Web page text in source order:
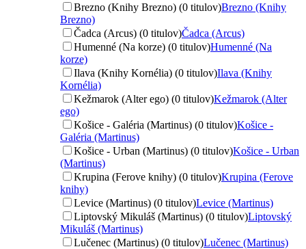
Brezno (Knihy Brezno) (0 titulov)Brezno (Knihy
Brezno)
Čadca (Arcus) (0 titulov)Čadca (Arcus)
Humenné (Na korze) (0 titulov)Humenné (Na
korze)
Ilava (Knihy Kornélia) (0 titulov)Ilava (Knihy
Kornélia)
Kežmarok (Alter ego) (0 titulov)Kežmarok (Alter
ego)
Košice - Galéria (Martinus) (0 titulov)Košice -
Galéria (Martinus)
Košice - Urban (Martinus) (0 titulov)Košice - Urban
(Martinus)
Krupina (Ferove knihy) (0 titulov)Krupina (Ferove
knihy)
Levice (Martinus) (0 titulov)Levice (Martinus)
Liptovský Mikuláš (Martinus) (0 titulov)Liptovský
Mikuláš (Martinus)
Lučenec (Martinus) (0 titulov)Lučenec (Martinus)